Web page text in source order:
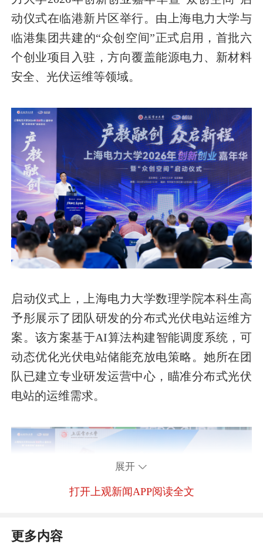
动仪式在临港新片区举行。由上海电力大学与
临港集团共建的“众创空间”正式启用，首批六
个创业项目入驻，方向覆盖能源电力、新材料
安全、光伏运维等领域。
启动仪式上，上海电力大学数理学院本科生高
予彤展示了团队研发的分布式光伏电站运维方
案。该方案基于AI算法构建智能调度系统，可
动态优化光伏电站储能充放电策略。她所在团
队已建立专业研发运营中心，瞄准分布式光伏
电站的运维需求。
展开
打开上观新闻APP阅读全文
更多内容